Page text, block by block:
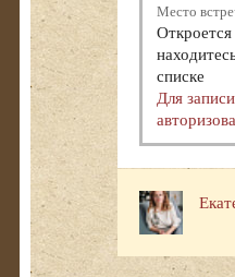
Место
списке
Для